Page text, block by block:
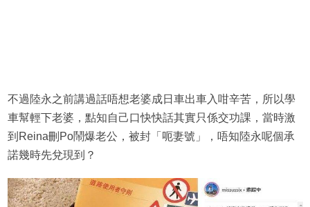
不過陸永之前講過話唔想老婆成日車出車入咁辛苦，所以學
車幫輕下老婆，點知自己口快快話其實只係交功課，當時激
到Reina刪Po鬧爆老公，被封「呃妻號」，唔知陸永呢個承
諾幾時先兌現到？